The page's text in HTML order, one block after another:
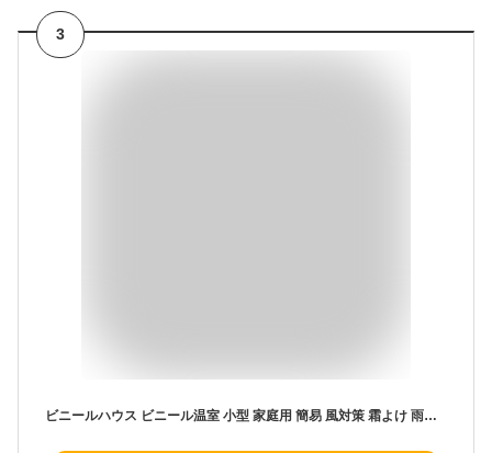
3
ビニールハウス ビニール温室 小型 家庭用 簡易 風対策 霜よけ 雨よけ 植木鉢 鉢植え ガーデニング 園芸 グリーンキーパー ドーム型 GK7200